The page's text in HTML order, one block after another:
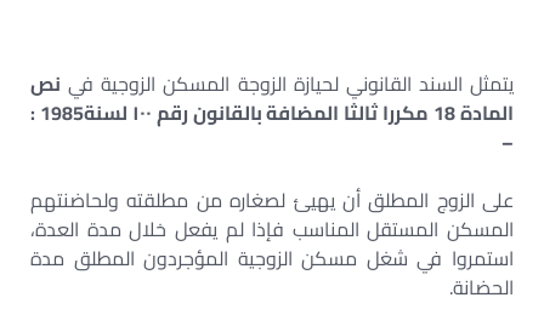
يتمثل السند القانوني لحيازة الزوجة المسكن الزوجية في نص
المادة 18 مكررا ثالثا المضافة بالقانون رقم ۱۰۰ لسنة1985 :
–
على الزوج المطلق أن يهيئ لصغاره من مطلقته ولحاضنتهم
المسكن المستقل المناسب فإذا لم يفعل خلال مدة العدة،
استمروا في شغل مسكن الزوجية المؤجردون المطلق مدة
الحضانة.